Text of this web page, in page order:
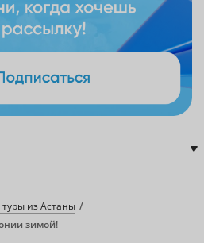
из Астаны
зимой!